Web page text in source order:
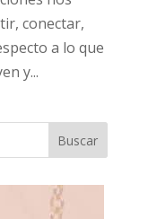
conectar,
a lo que
y...